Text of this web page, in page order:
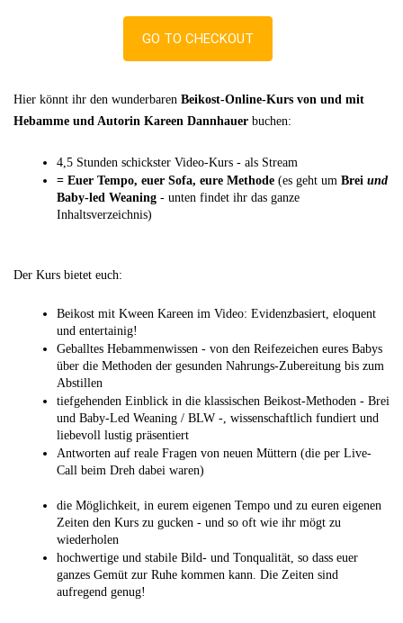
GO TO CHECKOUT
Hier könnt ihr den wunderbaren Beikost-Online-Kurs von und mit
Hebamme und Autorin Kareen Dannhauer buchen:
4,5 Stunden schickster Video-Kurs - als Stream
= Euer Tempo, euer Sofa, eure Methode (es geht um Brei und
Baby-led Weaning - unten findet ihr das ganze
Inhaltsverzeichnis)
Der Kurs bietet euch:
Beikost mit Kween Kareen im Video: Evidenzbasiert, eloquent
und entertainig!
Geballtes Hebammenwissen - von den Reifezeichen eures Babys
über die Methoden der gesunden Nahrungs-Zubereitung bis zum
Abstillen
tiefgehenden Einblick in die klassischen Beikost-Methoden - Brei
und Baby-Led Weaning / BLW -, wissenschaftlich fundiert und
liebevoll lustig präsentiert
Antworten auf reale Fragen von neuen Müttern (die per Live-
Call beim Dreh dabei waren)
die Möglichkeit, in eurem eigenen Tempo und zu euren eigenen
Zeiten den Kurs zu gucken - und so oft wie ihr mögt zu
wiederholen
hochwertige und stabile Bild- und Tonqualität, so dass euer
ganzes Gemüt zur Ruhe kommen kann. Die Zeiten sind
aufregend genug!